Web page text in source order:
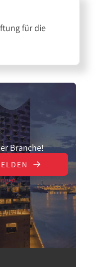
für die
Branche!